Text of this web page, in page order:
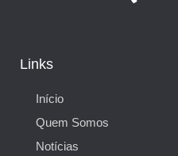
Links
Início
Quem Somos
Notícias